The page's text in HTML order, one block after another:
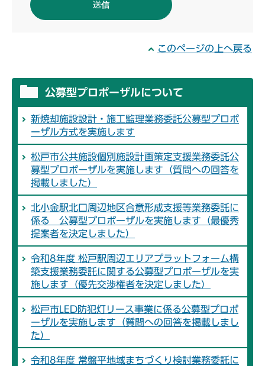
このページの上へ戻る
公募型プロポーザルについて
新焼却施設設計・施工監理業務委託公募型プロポ
ーザル方式を実施します
松戸市公共施設個別施設計画策定支援業務委託公
募型プロポーザルを実施します（質問への回答を
掲載しました）
北小金駅北口周辺地区合意形成支援等業務委託に
係る 公募型プロポーザルを実施します（最優秀
提案者を決定しました）
令和8年度 松戸駅周辺エリアプラットフォーム構
築支援業務委託に関する公募型プロポーザルを実
施します（優先交渉権者を決定しました）
松戸市LED防犯灯リース事業に係る公募型プロポ
ーザルを実施します（質問への回答を掲載しまし
た）
令和8年度 常盤平地域まちづくり検討業務委託に